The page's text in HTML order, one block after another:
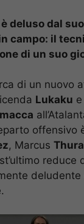
deluso dal suo
campo: il
di un suo
di un nuovo
Lukaku
offensivo
, Marcus
reduce